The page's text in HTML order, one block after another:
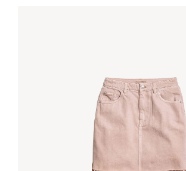
3/4 SLEEVE SHIRT
75,00